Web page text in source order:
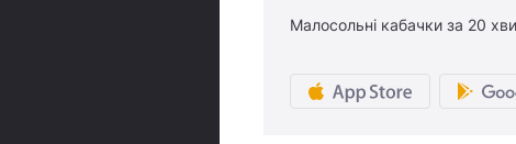
Малосольні кабачки за 20